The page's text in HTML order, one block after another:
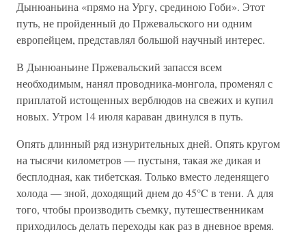
Дынюаньина «прямо на Ургу, срединою Гоби». Этот
путь, не пройденный до Пржевальского ни одним
европейцем, представлял большой научный интерес.
В Дынюаньине Пржевальский запасся всем
необходимым, нанял проводника-монгола, променял с
приплатой истощенных верблюдов на свежих и купил
новых. Утром 14 июля караван двинулся в путь.
Опять длинный ряд изнурительных дней. Опять кругом
на тысячи километров — пустыня, такая же дикая и
бесплодная, как тибетская. Только вместо леденящего
холода — зной, доходящий днем до 45°C в тени. А для
того, чтобы производить съемку, путешественникам
приходилось делать переходы как раз в дневное время.